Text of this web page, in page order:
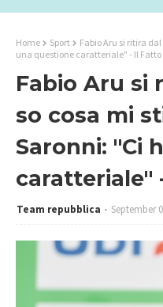
Home Sport
Fabio Aru si ritira
una questione caratteriale" - Il
Fabio Aru si
so cosa mi
Saronni: "Ci
caratteriale"
Team repubblica September